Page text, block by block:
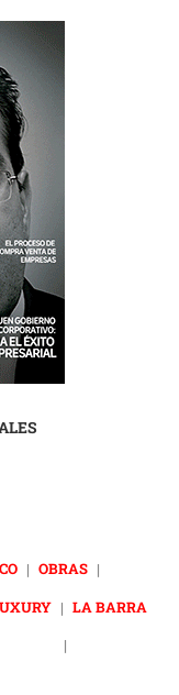
| OBRAS |
| LA BARRA
|